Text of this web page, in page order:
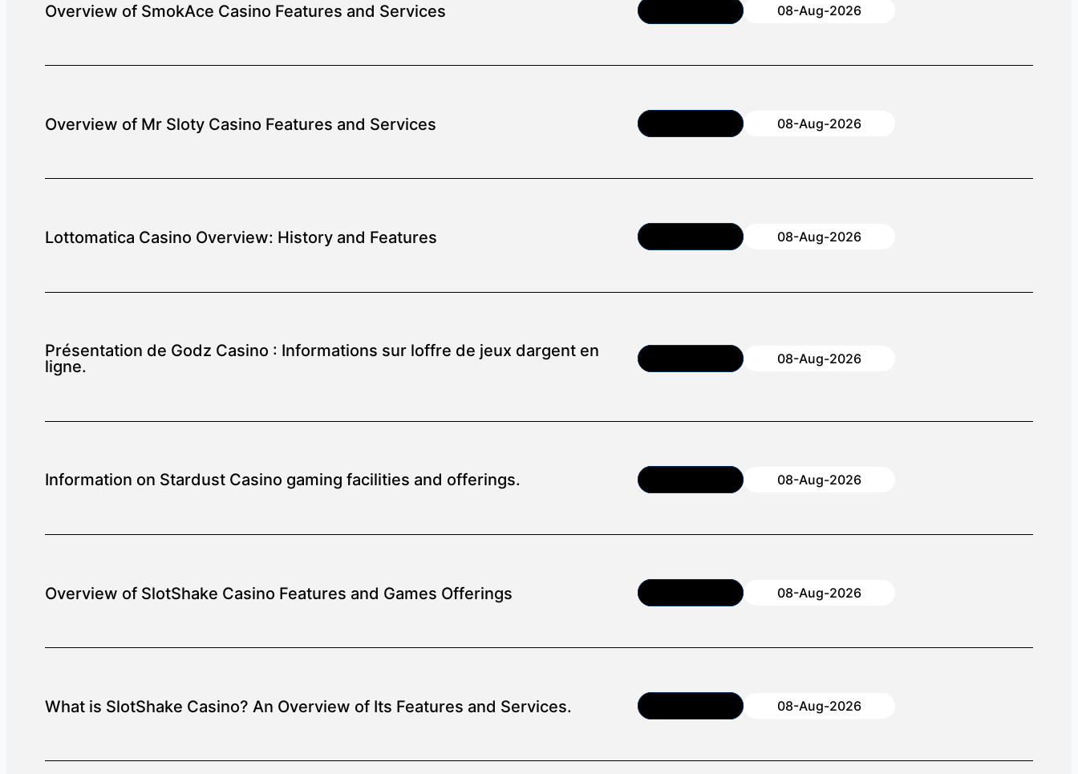
Overview of SmokAce Casino Features and Services 08-Aug-2026
Overview of Mr Sloty Casino Features and Services 08-Aug-2026
Lottomatica Casino Overview: History and Features 08-Aug-2026
Présentation de Godz Casino : Informations sur loffre de jeux dargent en
ligne.
08-Aug-2026
Information on Stardust Casino gaming facilities and offerings. 08-Aug-2026
Overview of SlotShake Casino Features and Games Offerings 08-Aug-2026
What is SlotShake Casino? An Overview of Its Features and Services. 08-Aug-2026